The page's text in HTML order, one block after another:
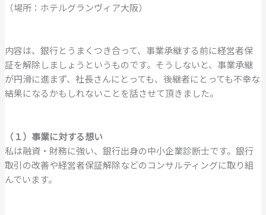
（場所：ホテルグランヴィア大阪）
内容は、銀行とうまくつき合って、事業承継する前に経営者保
証を解除しましょうというものです。そうしないと、事業承継
が円滑に進まず、社長さんにとっても、後継者にとっても不幸な
結果になるかもしれないことを話させて頂きました。
（１）事業に対する想い
私は融資・財務に強い、銀行出身の中小企業診断士です。銀行
取引の改善や経営者保証解除などのコンサルティングに取り組
んでいます。